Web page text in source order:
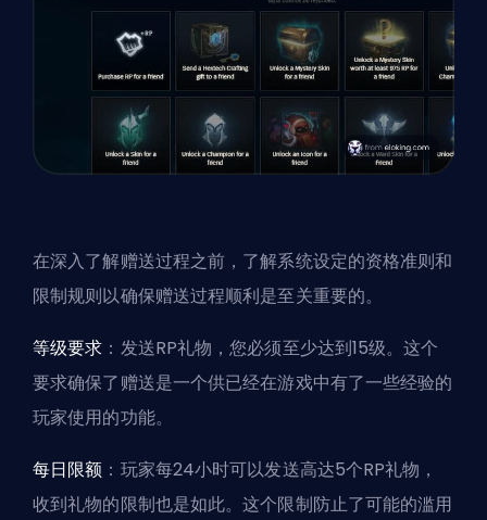
在深入了解赠送过程之前，了解系统设定的资格准则和
限制规则以确保赠送过程顺利是至关重要的。
等级要求 ：发送RP礼物，您必须至少达到15级。这个
要求确保了赠送是一个供已经在游戏中有了一些经验的
玩家使用的功能。
每日限额 ：玩家每24小时可以发送高达5个RP礼物，
收到礼物的限制也是如此。这个限制防止了可能的滥用